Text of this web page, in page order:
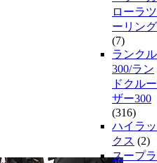
ローラツ
ーリング
(7)
ランクル
300/ラン
ドクルー
ザー300
(316)
ハイラッ
クス (2)
スープラ